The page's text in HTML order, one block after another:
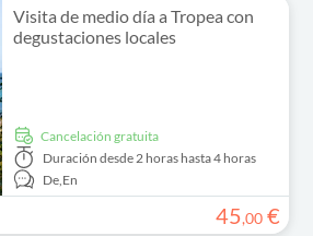
Visita de medio día a Tropea con
degustaciones locales
cancelación gratuita
Duración desde 2 horas hasta 4 horas
De,En
45,00 €